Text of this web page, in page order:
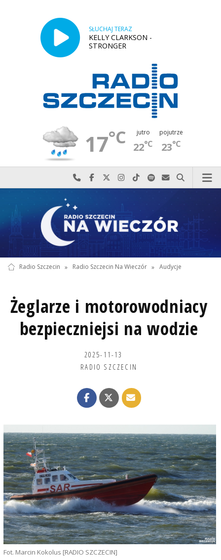
SŁUCHAJ TERAZ
KELLY CLARKSON -
STRONGER
17°C jutro
22°C
pojutrze
23°C
Najlepiej po prostu do nas zadzwoń
Odwiedź nas na Facebook-u
Odwiedź nas na X
Odwiedź nas na Instagram-ie
Odwiedź nas na TikTok-u
Szukaj nas na Spotify
Wyślij do nas
Szukaj
Radio Szczecin » Radio Szczecin Na Wieczór » Audycje
Żeglarze i motorowodniacy
bezpieczniejsi na wodzie
2025-11-13
RADIO SZCZECIN
Fot. Marcin Kokolus [RADIO SZCZECIN]